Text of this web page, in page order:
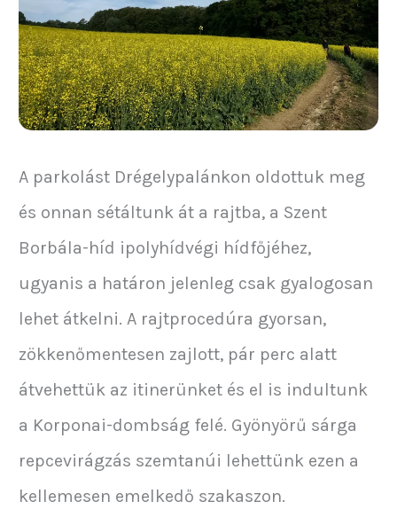
A parkolást Drégelypalánkon oldottuk meg
és onnan sétáltunk át a rajtba, a Szent
Borbála-híd ipolyhídvégi hídfőjéhez,
ugyanis a határon jelenleg csak gyalogosan
lehet átkelni. A rajtprocedúra gyorsan,
zökkenőmentesen zajlott, pár perc alatt
átvehettük az itinerünket és el is indultunk
a Korponai-dombság felé. Gyönyörű sárga
repcevirágzás szemtanúi lehettünk ezen a
kellemesen emelkedő szakaszon.